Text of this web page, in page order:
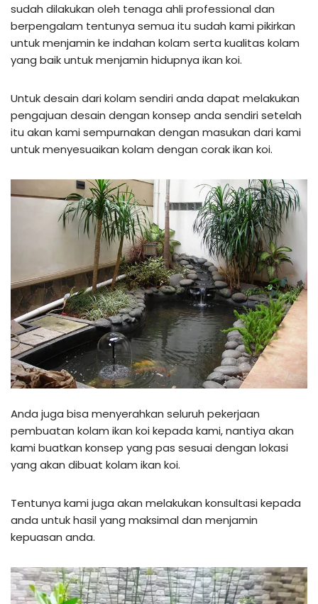
sudah dilakukan oleh tenaga ahli professional dan
berpengalam tentunya semua itu sudah kami pikirkan
untuk menjamin ke indahan kolam serta kualitas kolam
yang baik untuk menjamin hidupnya ikan koi.
Untuk desain dari kolam sendiri anda dapat melakukan
pengajuan desain dengan konsep anda sendiri setelah
itu akan kami sempurnakan dengan masukan dari kami
untuk menyesuaikan kolam dengan corak ikan koi.
Anda juga bisa menyerahkan seluruh pekerjaan
pembuatan kolam ikan koi kepada kami, nantiya akan
kami buatkan konsep yang pas sesuai dengan lokasi
yang akan dibuat kolam ikan koi.
Tentunya kami juga akan melakukan konsultasi kepada
anda untuk hasil yang maksimal dan menjamin
kepuasan anda.